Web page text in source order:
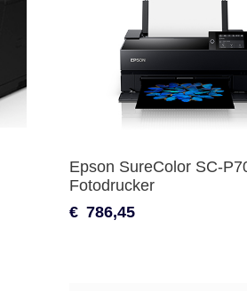
Epson SureColor SC-
Fotodrucker
€ 786,45